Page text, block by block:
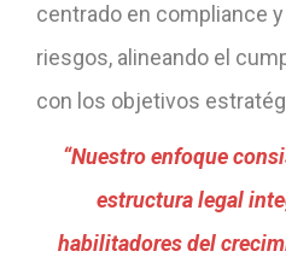
centrado en compliance
riesgos, alineando el
con los objetivos
“Nuestro enfoque
estructura legal
habilitadores del